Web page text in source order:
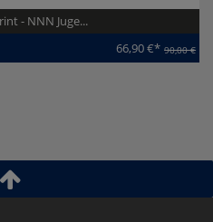
- NNN Juge...
66,90 €* 90,00 €